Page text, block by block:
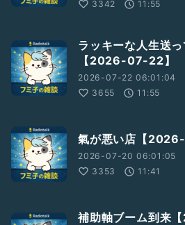
3342
11:55
ラッキーな人生送
【2026-07-22】
2026-07-22 06:01:04
3655
11:55
氣が悪い店【
2026-07-20 06:01:05
3353
11:41
補助軸ブーム到来